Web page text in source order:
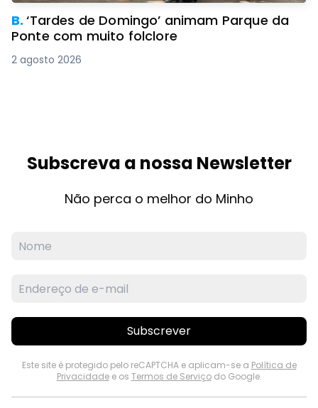
B.‘Tardes de Domingo’ animam Parque da
Ponte com muito folclore
2 agosto 2026
Subscreva a nossa Newsletter
Não perca o melhor do Minho
Subscrever
Este site é protegido pelo reCAPTCHA e aplicam-se a Política de
Privacidadee os Termos de Serviçodo Google.